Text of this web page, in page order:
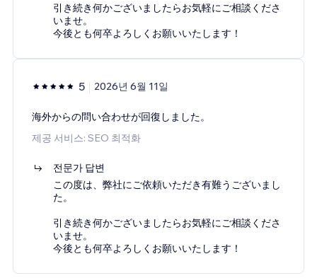
引き続き何かございましたらお気軽にご相談くださ
いませ。
今後とも何卒よろしくお願いいたします！
5 2026년 6월 11일
海外からの問い合わせが回復しました。
제공 서비스: SEO 최적화
전문가 답변
この度は、弊社にご依頼いただき有難うございまし
た。
引き続き何かございましたらお気軽にご相談くださ
いませ。
今後とも何卒よろしくお願いいたします！